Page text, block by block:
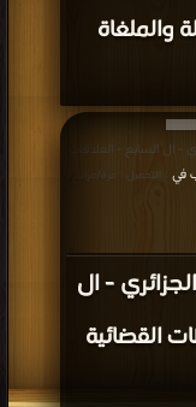
والملغاة
- ال
القضائية
- ال السابع - العلاقات
في | التحميل : مرة/مرات